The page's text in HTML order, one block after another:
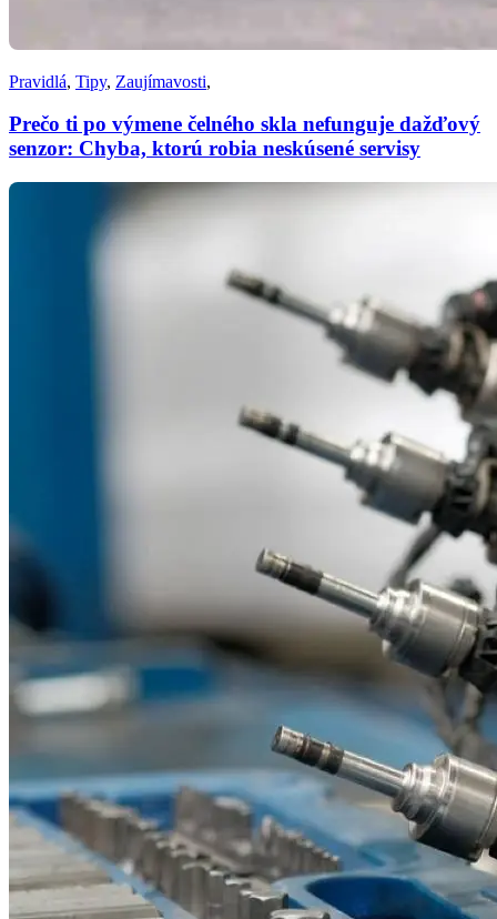
Pravidlá, Tipy, Zaujímavosti,
Prečo ti po výmene čelného skla nefunguje dažďový
senzor: Chyba, ktorú robia neskúsené servisy